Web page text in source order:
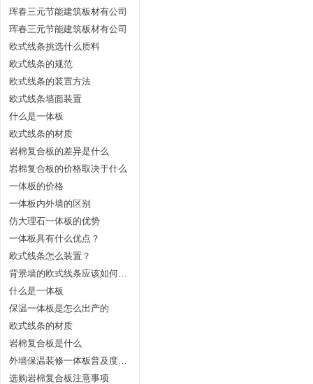
珲春三元节能建筑板材有公司
珲春三元节能建筑板材有公司
欧式线条挑选什么质料
欧式线条的规范
欧式线条的装置方法
欧式线条墙面装置
什么是一体板
欧式线条的材质
岩棉复合板的差异是什么
岩棉复合板的价格取决于什么
一体板的价格
一体板内外墙的区别
仿大理石一体板的优势
一体板具有什么优点？
欧式线条怎么装置？
背景墙的欧式线条应该如何安装？
什么是一体板
保温一体板是怎么出产的
欧式线条的材质
岩棉复合板是什么
外墙保温装修一体板普及度为什么不高？
选购岩棉复合板注意事项